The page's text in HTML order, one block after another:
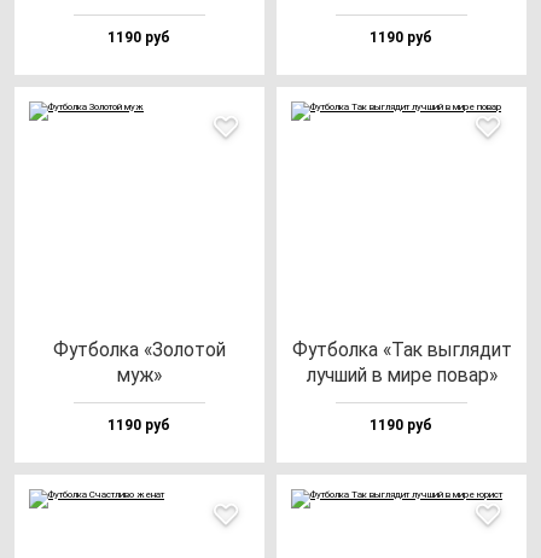
1190 руб 1190 руб
Фут­бол­ка «Золо­той
муж»
1190 руб
Фут­бол­ка «Так выг­ля­дит
луч­ший в ми­ре по­вар»
1190 руб